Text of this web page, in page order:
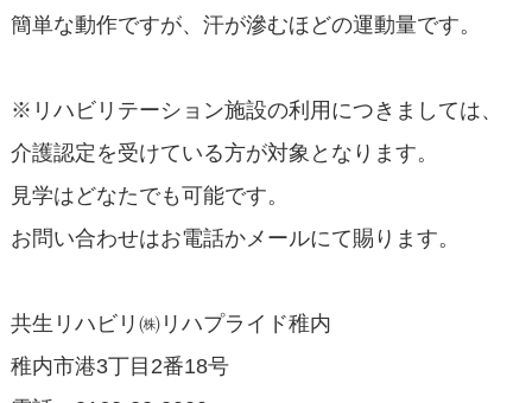
簡単な動作ですが、汗が滲むほどの運動量です。
※リハビリテーション施設の利用につきましては、
介護認定を受けている方が対象となります。
見学はどなたでも可能です。
お問い合わせはお電話かメールにて賜ります。
共生リハビリ㈱リハプライド稚内
稚内市港3丁目2番18号